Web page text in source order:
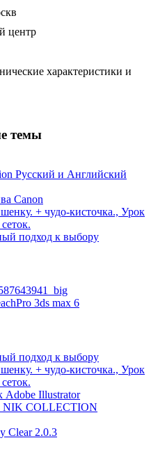
центр
характеристики и
темы
Русский и Английский
Canon
+ чудо-кисточка., Урок
подход к выбору
3ds max 6
подход к выбору
+ чудо-кисточка., Урок
Adobe Illustrator
COLLECTION
Clear 2.0.3